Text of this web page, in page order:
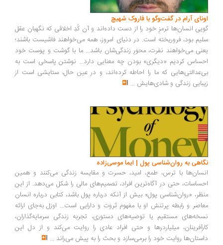
آرام در گفت‌وگو با فاروک شهیچ‭
انسان‌ها ترمزِ خود را از دست داده‌اند و آن کُدِ اخلاقی که نگهبان عقل
بود، فروریخته است. در دنیای امروز، همه می‌خواهند فاشیست باشند؛
می‌خواهند نفرت، محورِ زندگی‌شان باشد... ما با گوشت و پوست خود
کردیم «دیگری» بودن چه معنایی دارد... نوشتن پاسخی است به
که ما را احاطه کرده‌اند، و در عین حال، ستایشی است از
زندگی و شادی‌هایش...
به روان‌شناسی پول | ایما موسی‌زاده
با ترس، طمع، امید، حسرت و مقایسه زندگی می‌کنند و همین
حتی در آگاه‌ترین افراد، تصمیم‌های مالی را شکل می‌دهد. از این
«روان‌شناسی پول» بیش از آنکه درباره پول باشد، کتابی درباره انسان
و رابطه پرتنش او با مفهوم ثروت و دارایی است... اوزل به‌جای ارائه
مستقیم یا توصیه‌های دستوری، تجربه زندگی سرمایه‌گذاران،
میلیاردرها و حتی افراد عادی را روایت می‌کند و از دل این
روایت خود را برمی‌سازد و بحث را به پیش می‌راند ...